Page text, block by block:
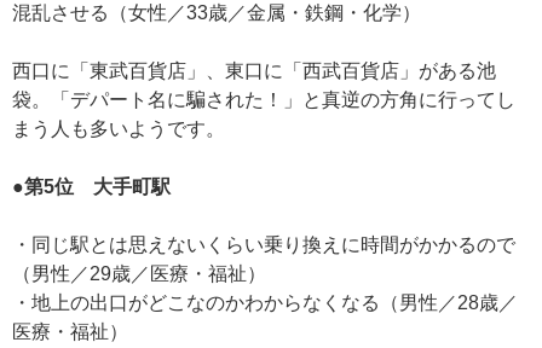
混乱させる（女性／33歳／金属・鉄鋼・化学）
西口に「東武百貨店」、東口に「西武百貨店」がある池
袋。「デパート名に騙された！」と真逆の方角に行ってし
まう人も多いようです。
●第5位 大手町駅
・同じ駅とは思えないくらい乗り換えに時間がかかるので
（男性／29歳／医療・福祉）
・地上の出口がどこなのかわからなくなる（男性／28歳／
医療・福祉）